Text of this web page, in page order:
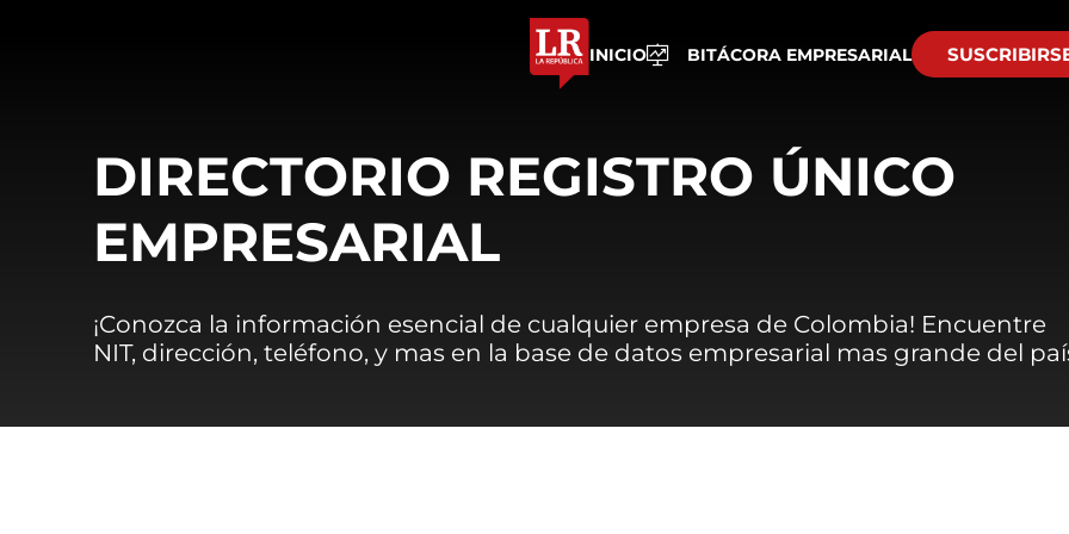
INICIO BITÁCORA EMPRESARIAL
DIRECTORIO REGISTRO ÚNICO
EMPRESARIAL
¡Conozca la información esencial de cualquier empresa de Colombia! Encuentre
NIT, dirección, teléfono, y mas en la base de datos empresarial mas grande del